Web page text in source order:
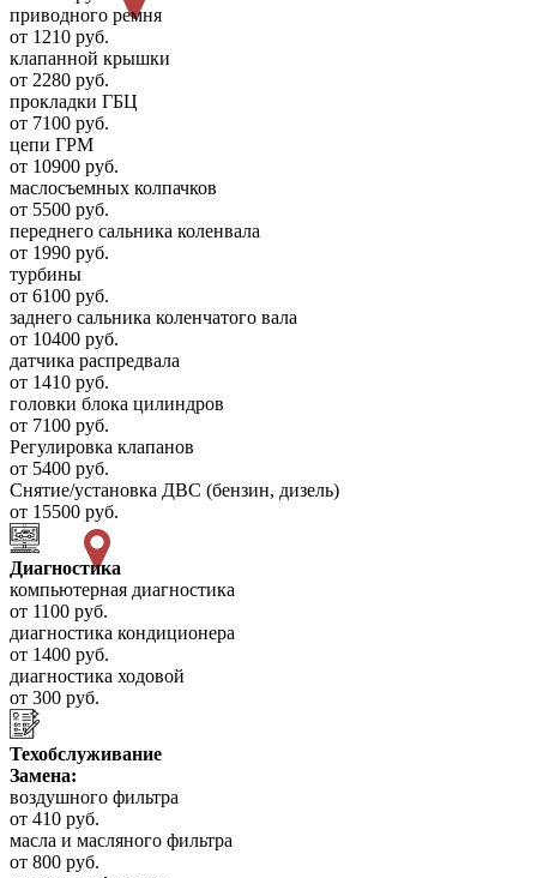
приводного ремня
от 1210 руб.
клапанной крышки
от 2280 руб.
прокладки ГБЦ
от 7100 руб.
цепи ГРМ
от 10900 руб.
маслосъемных колпачков
от 5500 руб.
переднего сальника коленвала
от 1990 руб.
турбины
от 6100 руб.
заднего сальника коленчатого вала
от 10400 руб.
датчика распредвала
от 1410 руб.
головки блока цилиндров
от 7100 руб.
Регулировка клапанов
от 5400 руб.
Снятие/установка ДВС (бензин, дизель)
от 15500 руб.
Диагностика
компьютерная диагностика
от 1100 руб.
диагностика кондиционера
от 1400 руб.
диагностика ходовой
от 300 руб.
Техобслуживание
Замена:
воздушного фильтра
от 410 руб.
масла и масляного фильтра
от 800 руб.